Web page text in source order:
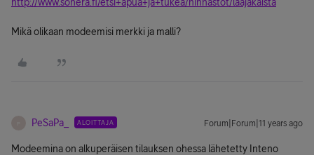
Mikä olikaan modeemisi merkki ja malli?
PeSaPa_ ALOITTAJA Forum|Forum|11 years ago
Modeemina on alkuperäisen tilauksen ohessa lähetetty Inteno